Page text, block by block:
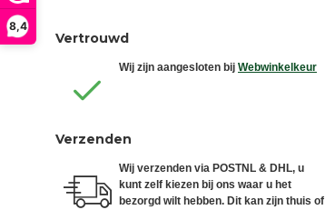
8,4
Vertrouwd
Wij zijn aangesloten bij Webwinkelkeur
Verzenden
Wij verzenden via POSTNL & DHL, u
kunt zelf kiezen bij ons waar u het
bezorgd wilt hebben. Dit kan zijn thuis of